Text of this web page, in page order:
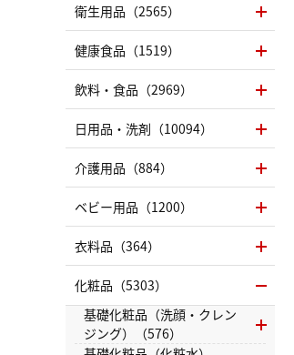
衛生用品（2565）
健康食品（1519）
飲料・食品（2969）
日用品・洗剤（10094）
介護用品（884）
ベビー用品（1200）
衣料品（364）
化粧品（5303）
基礎化粧品（洗顔・クレン
ジング）（576）